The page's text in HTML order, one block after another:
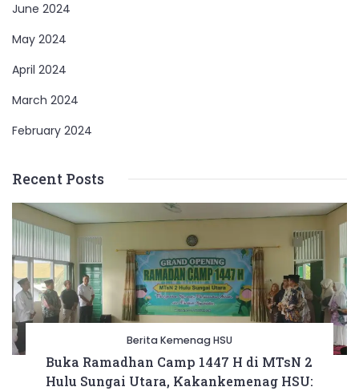
June 2024
May 2024
April 2024
March 2024
February 2024
Recent Posts
Berita Kemenag HSU
Buka Ramadhan Camp 1447 H di MTsN 2
Hulu Sungai Utara, Kakankemenag HSU: